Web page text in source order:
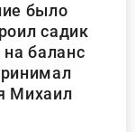
было
садик
баланс
Михаил